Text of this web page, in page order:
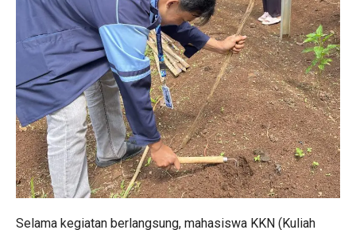
Selama kegiatan berlangsung, mahasiswa KKN (Kuliah